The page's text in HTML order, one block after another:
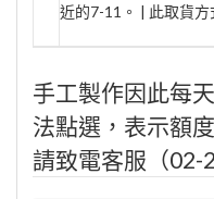
近的7-11。 | 此取貨
手工製作因此每
法點選，表示額
請致電客服（02-